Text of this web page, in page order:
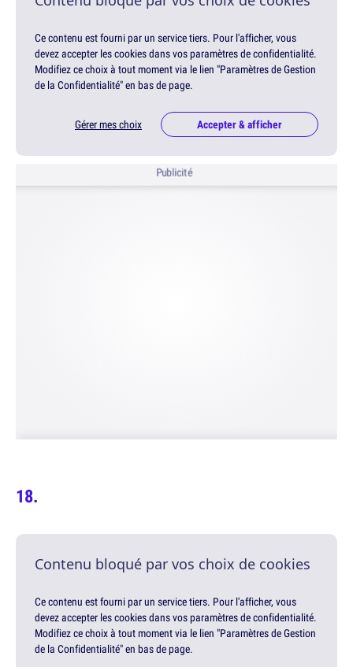
Ce contenu est fourni par un service tiers. Pour l'afficher, vous
devez accepter les cookies dans vos paramètres de confidentialité.
Modifiez ce choix à tout moment via le lien "Paramètres de Gestion
de la Confidentialité" en bas de page.
Gérer mes choix Accepter & afficher
Publicité
Contenu bloqué par vos choix de cookies
Ce contenu est fourni par un service tiers. Pour l'afficher, vous
devez accepter les cookies dans vos paramètres de confidentialité.
Modifiez ce choix à tout moment via le lien "Paramètres de Gestion
de la Confidentialité" en bas de page.